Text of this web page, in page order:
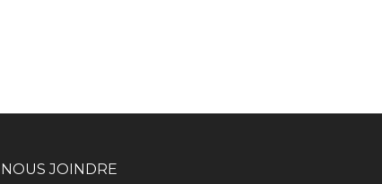
NOUS JOINDRE